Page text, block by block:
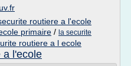
routiere a l'ecole
primaire / la securite
routiere a l ecole
a l'ecole